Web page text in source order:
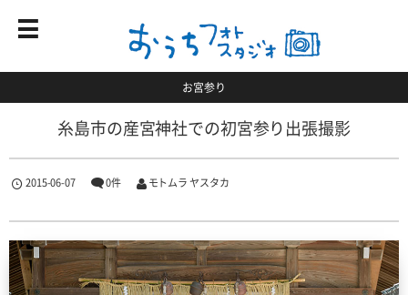
お宮参り
糸島市の産宮神社での初宮参り出張撮影
2015-06-07 0件 モトムラ ヤスタカ